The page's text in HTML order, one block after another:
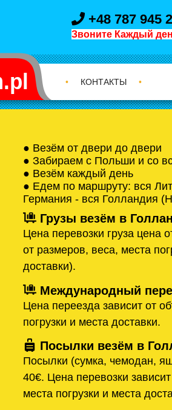
+48 787 945
Звоните Каждый
• КОНТАКТЫ •
● Везём от двери до двери
● Забираем с Польши и со
● Везём каждый день
● Едем по маршруту: вся
Германия - вся Голландия
Грузы везём в
Цена перевозки груза цена
от размеров, веса, места
доставки).
Международный
Цена переезда зависит от
погрузки и места доставки.
Посылки везём в
Посылки (сумка, чемодан,
40€. Цена перевозки
места погрузки и места